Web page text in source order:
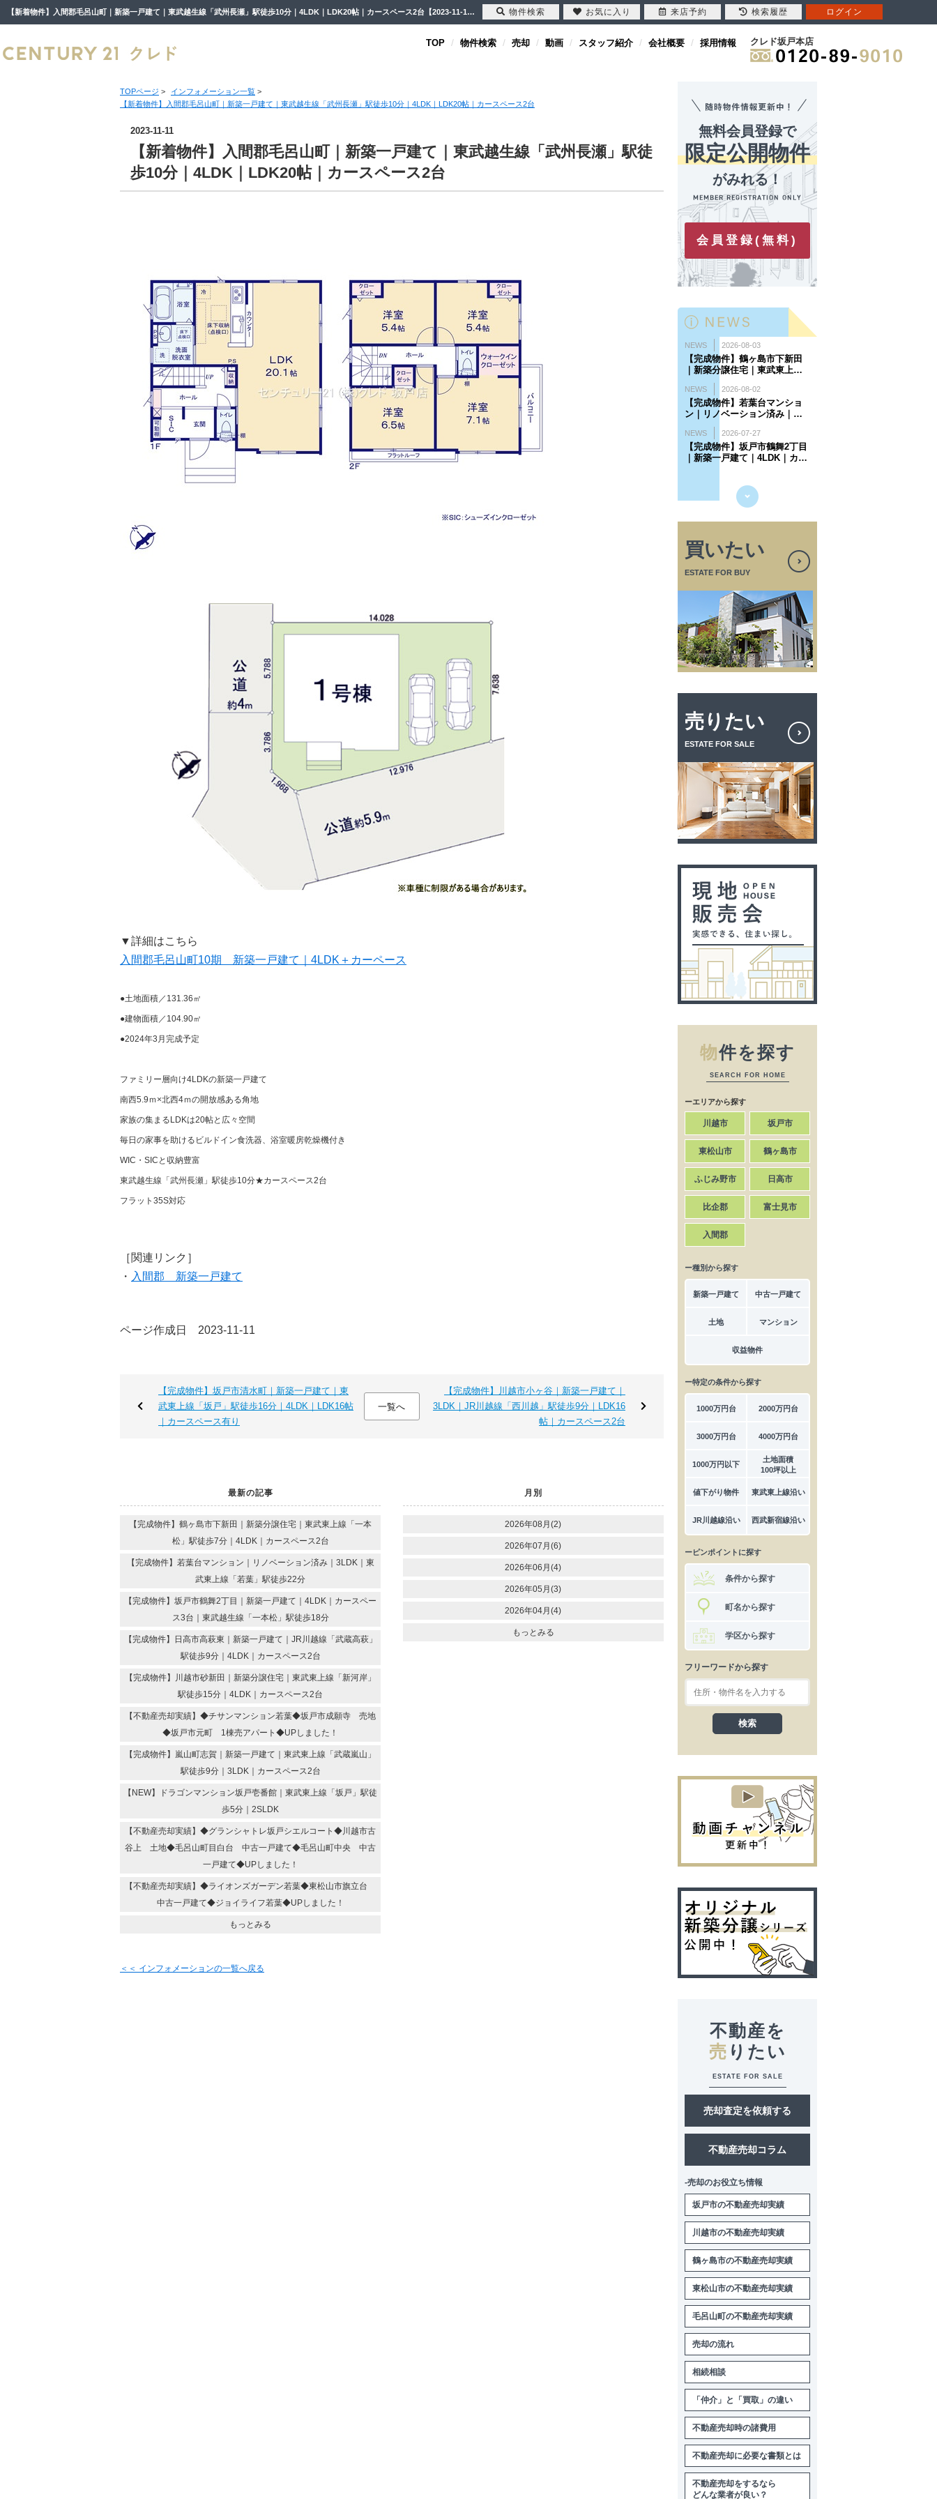
【新着物件】入間郡毛呂山町｜新築一戸建て｜東武越生線「武州長瀬」駅徒歩10分｜4LDK｜LDK20帖｜カースペース2台【2023-11-11更新】新着物件 | 川越市・坂戸市・鶴ヶ島市の不動産（新築一戸建て・中古戸建・土地・中古マンション）不動産売却はセンチュリー21クレド
TOP 物件検索 売却 動画 スタッフ紹介 会社概要 採用情報 クレド坂戸本店
TOPページ > インフォメーション一覧 >
【新着物件】入間郡毛呂山町｜新築一戸建て｜東武越生線「武州長瀬」駅徒歩10分｜4LDK｜LDK20帖｜カースペース2台
2023-11-11
【新着物件】入間郡毛呂山町｜新築一戸建て｜東武越生線「武州長瀬」駅徒
歩10分｜4LDK｜LDK20帖｜カースペース2台
▼詳細はこちら
入間郡毛呂山町10期 新築一戸建て｜4LDK＋カーペース
●土地面積／131.36㎡
●建物面積／104.90㎡
●2024年3月完成予定
ファミリー層向け4LDKの新築一戸建て
南西5.9ｍ×北西4ｍの開放感ある角地
家族の集まるLDKは20帖と広々空間
毎日の家事を助けるビルドイン食洗器、浴室暖房乾燥機付き
WIC・SICと収納豊富
東武越生線「武州長瀬」駅徒歩10分★カースペース2台
フラット35S対応
［関連リンク］
・ 入間郡 新築一戸建て
ページ作成日 2023-11-11
【完成物件】坂戸市清水町｜新築一戸建て｜東
武東上線「坂戸」駅徒歩16分｜4LDK｜LDK16帖
｜カースペース有り
一覧へ
【完成物件】川越市小ヶ谷｜新築一戸建て｜
3LDK｜JR川越線「西川越」駅徒歩9分｜LDK16
帖｜カースペース2台
最新の記事
【完成物件】鶴ヶ島市下新田｜新築分譲住宅｜東武東上線「一本
松」駅徒歩7分｜4LDK｜カースペース2台
【完成物件】若葉台マンション｜リノベーション済み｜3LDK｜東
武東上線「若葉」駅徒歩22分
【完成物件】坂戸市鶴舞2丁目｜新築一戸建て｜4LDK｜カースペー
ス3台｜東武越生線「一本松」駅徒歩18分
【完成物件】日高市高萩東｜新築一戸建て｜JR川越線「武蔵高萩」
駅徒歩9分｜4LDK｜カースペース2台
【完成物件】川越市砂新田｜新築分譲住宅｜東武東上線「新河岸」
駅徒歩15分｜4LDK｜カースペース2台
【不動産売却実績】◆チサンマンション若葉◆坂戸市成願寺 売地
◆坂戸市元町 1棟売アパート◆UPしました！
【完成物件】嵐山町志賀｜新築一戸建て｜東武東上線「武蔵嵐山」
駅徒歩9分｜3LDK｜カースペース2台
【NEW】ドラゴンマンション坂戸壱番館｜東武東上線「坂戸」駅徒
歩5分｜2SLDK
【不動産売却実績】◆グランシャトレ坂戸シエルコート◆川越市古
谷上 土地◆毛呂山町目白台 中古一戸建て◆毛呂山町中央 中古
一戸建て◆UPしました！
【不動産売却実績】◆ライオンズガーデン若葉◆東松山市旗立台
中古一戸建て◆ジョイライフ若葉◆UPしました！
もっとみる
月別
2026年08月(2)
2026年07月(6)
2026年06月(4)
2026年05月(3)
2026年04月(4)
もっとみる
＜＜ インフォメーションの一覧へ戻る
無料会員登録で
限定公開物件
がみれる！
会員登録(無料)
買いたい
ESTATE FOR BUY
売りたい
ESTATE FOR SALE
物件を探す
SEARCH FOR HOME
ーエリアから探す
川越市 坂戸市
東松山市 鶴ヶ島市
ふじみ野市 日高市
比企郡 富士見市
入間郡
ー種別から探す
新築一戸建て 中古一戸建て
土地 マンション
収益物件
ー特定の条件から探す
1000万円台 2000万円台
3000万円台 4000万円台
1000万円以下
土地面積
100坪以上
値下がり物件 東武東上線沿い
JR川越線沿い 西武新宿線沿い
ーピンポイントに探す
条件から探す
町名から探す
学区から探す
フリーワードから探す
不動産を
売 りたい
ESTATE FOR SALE
売却査定を依頼する
不動産売却コラム
-売却のお役立ち情報
坂戸市の不動産売却実績
川越市の不動産売却実績
鶴ヶ島市の不動産売却実績
東松山市の不動産売却実績
毛呂山町の不動産売却実績
売却の流れ
相続相談
「仲介」と「買取」の違い
不動産売却時の諸費用
不動産売却に必要な書類とは
不動産売却をするなら
どんな業者が良い？
物件検索 お気に入り 来店予約 検索履歴 ログイン